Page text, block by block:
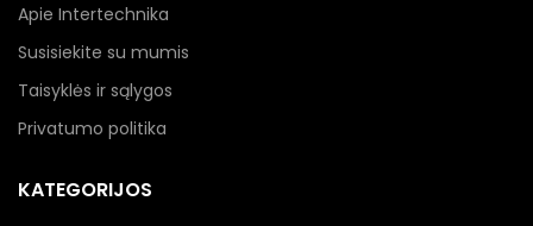
Apie Intertechnika
Susisiekite su mumis
Taisyklės ir sąlygos
Privatumo politika
KATEGORIJOS